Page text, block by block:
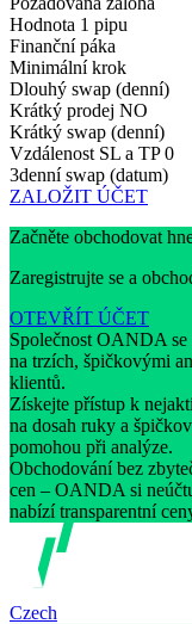
Hodnota 1 pipu
Finanční páka
Minimální krok
Dlouhý swap (denní)
Krátký prodej NO
Krátký swap (denní)
Vzdálenost SL a TP 0
3denní swap (datum)
ZALOŽIT ÚČET
Začněte obchodovat
Zaregistrujte se a
OTEVŘÍT ÚČET
Společnost OANDA se
na trzích, špičkovými
klientů.
Získejte přístup k
na dosah ruky a
pomohou při analýze.
Obchodování bez
cen – OANDA si
nabízí transparentní
Czech